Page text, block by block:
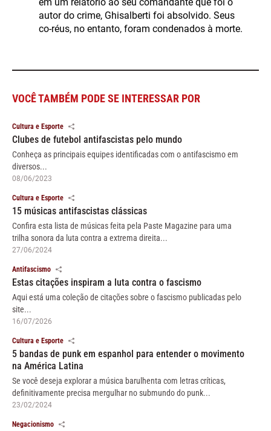
em um relatório ao seu comandante que foi o
autor do crime, Ghisalberti foi absolvido. Seus
co-réus, no entanto, foram condenados à morte.
VOCÊ TAMBÉM PODE SE INTERESSAR POR
Cultura e Esporte
Clubes de futebol antifascistas pelo mundo
Conheça as principais equipes identificadas com o antifascismo em
diversos...
08/06/2023
Cultura e Esporte
15 músicas antifascistas clássicas
Confira esta lista de músicas feita pela Paste Magazine para uma
trilha sonora da luta contra a extrema direita...
27/06/2024
Antifascismo
Estas citações inspiram a luta contra o fascismo
Aqui está uma coleção de citações sobre o fascismo publicadas pelo
site...
16/07/2026
Cultura e Esporte
5 bandas de punk em espanhol para entender o movimento
na América Latina
Se você deseja explorar a música barulhenta com letras críticas,
definitivamente precisa mergulhar no submundo do punk...
23/02/2024
Negacionismo